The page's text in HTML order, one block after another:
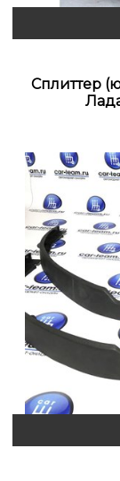
Сплиттер